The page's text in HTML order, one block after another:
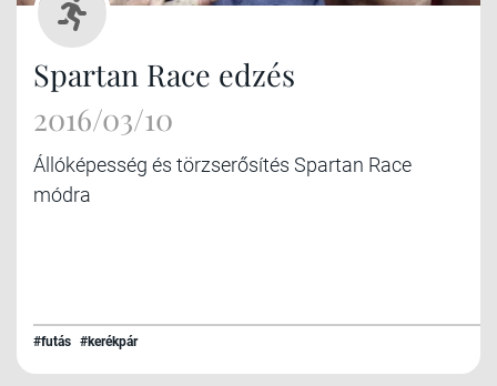
Spartan Race edzés
2016/03/10
Állóképesség és törzserősítés Spartan Race
módra
#futás #kerékpár